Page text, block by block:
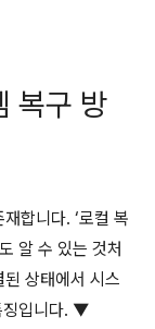
복구 방
합니다. ‘로컬 복
알 수 있는 것처
상태에서 시스
징입니다. ▼